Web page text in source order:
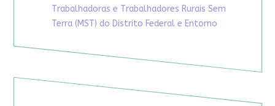
Trabalhadoras e Trabalhadores Rurais Sem
Terra (MST) do Distrito Federal e Entorno